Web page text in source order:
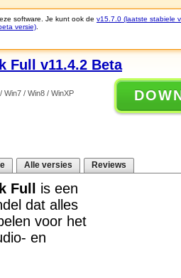
software. Je kunt ook de v15.7.0 (laatste stabiele
versie)
Full v11.4.2 Beta
Win7 / Win8 / WinXP
Alle versies Reviews
Full
is een
dat alles
voor het
en